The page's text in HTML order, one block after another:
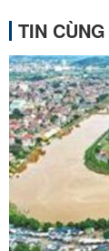
TIN